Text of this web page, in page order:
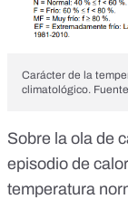
Carácter de la
climatológico.
Sobre la ola de
episodio de
temperatura